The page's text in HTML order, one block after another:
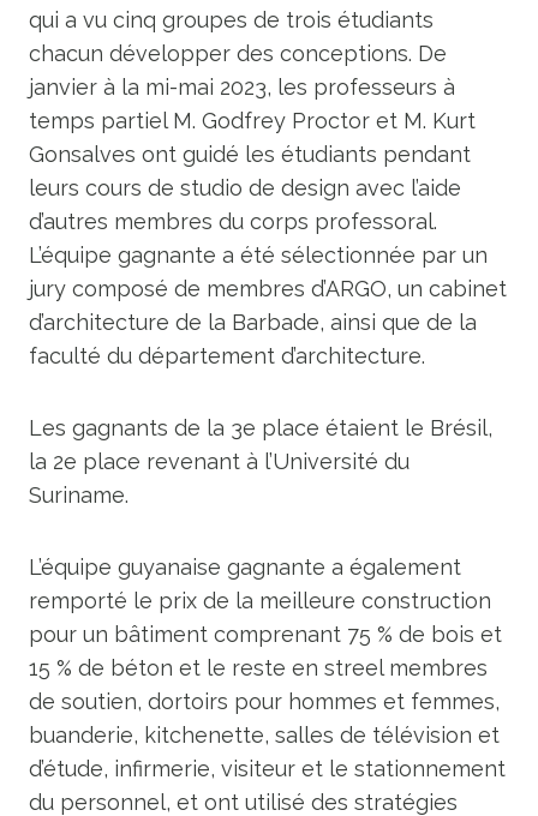
qui a vu cinq groupes de trois étudiants
chacun développer des conceptions. De
janvier à la mi-mai 2023, les professeurs à
temps partiel M. Godfrey Proctor et M. Kurt
Gonsalves ont guidé les étudiants pendant
leurs cours de studio de design avec l’aide
d’autres membres du corps professoral.
L’équipe gagnante a été sélectionnée par un
jury composé de membres d’ARGO, un cabinet
d’architecture de la Barbade, ainsi que de la
faculté du département d’architecture.
Les gagnants de la 3e place étaient le Brésil,
la 2e place revenant à l’Université du
Suriname.
L’équipe guyanaise gagnante a également
remporté le prix de la meilleure construction
pour un bâtiment comprenant 75 % de bois et
15 % de béton et le reste en streel membres
de soutien, dortoirs pour hommes et femmes,
buanderie, kitchenette, salles de télévision et
d’étude, infirmerie, visiteur et le stationnement
du personnel, et ont utilisé des stratégies